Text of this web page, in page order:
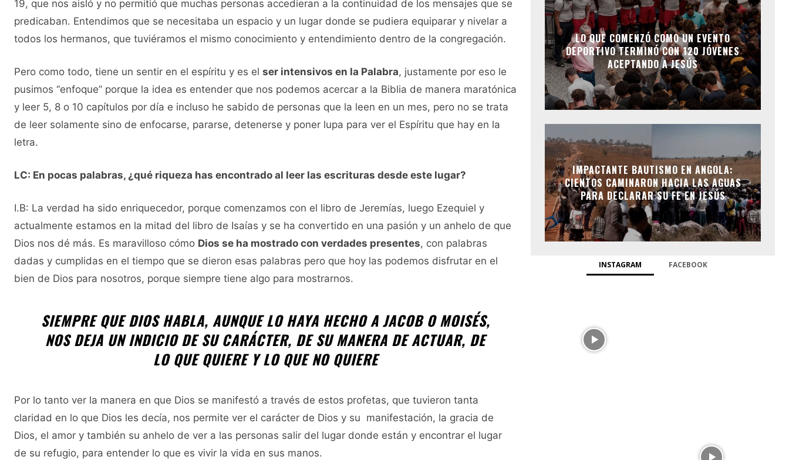
19, que nos aisló y no permitió que muchas personas accedieran a la continuidad de los mensajes que se
predicaban. Entendimos que se necesitaba un espacio y un lugar donde se pudiera equiparar y nivelar a
todos los hermanos, que tuviéramos el mismo conocimiento y entendimiento dentro de la congregación.
Pero como todo, tiene un sentir en el espíritu y es el ser intensivos en la Palabra, justamente por eso le
pusimos “enfoque” porque la idea es entender que nos podemos acercar a la Biblia de manera maratónica
y leer 5, 8 o 10 capítulos por día e incluso he sabido de personas que la leen en un mes, pero no se trata
de leer solamente sino de enfocarse, pararse, detenerse y poner lupa para ver el Espíritu que hay en la
letra.
LC: En pocas palabras, ¿qué riqueza has encontrado al leer las escrituras desde este lugar?
I.B: La verdad ha sido enriquecedor, porque comenzamos con el libro de Jeremías, luego Ezequiel y
actualmente estamos en la mitad del libro de Isaías y se ha convertido en una pasión y un anhelo de que
Dios nos dé más. Es maravilloso cómo Dios se ha mostrado con verdades presentes, con palabras
dadas y cumplidas en el tiempo que se dieron esas palabras pero que hoy las podemos disfrutar en el
bien de Dios para nosotros, porque siempre tiene algo para mostrarnos.
SIEMPRE QUE DIOS HABLA, AUNQUE LO HAYA HECHO A JACOB O MOISÉS,
NOS DEJA UN INDICIO DE SU CARÁCTER, DE SU MANERA DE ACTUAR, DE
LO QUE QUIERE Y LO QUE NO QUIERE
Por lo tanto ver la manera en que Dios se manifestó a través de estos profetas, que tuvieron tanta
claridad en lo que Dios les decía, nos permite ver el carácter de Dios y su manifestación, la gracia de
Dios, el amor y también su anhelo de ver a las personas salir del lugar donde están y encontrar el lugar
de su refugio, para entender lo que es vivir la vida en sus manos.
LO QUE COMENZÓ COMO UN EVENTO
DEPORTIVO TERMINÓ CON 120 JÓVENES
ACEPTANDO A JESÚS
IMPACTANTE BAUTISMO EN ANGOLA:
CIENTOS CAMINARON HACIA LAS AGUAS
PARA DECLARAR SU FE EN JESÚS
INSTAGRAM FACEBOOK